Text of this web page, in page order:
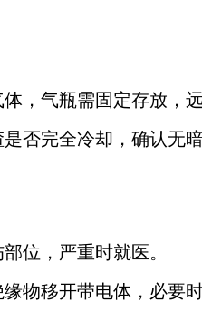
，气瓶需固定存放，远
否完全冷却，确认无暗
位，严重时就医。
物移开带电体，必要